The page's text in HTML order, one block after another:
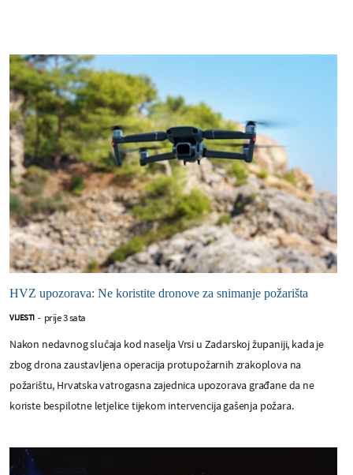
HVZ upozorava: Ne koristite dronove za snimanje požarišta
VIJESTI - prije 3 sata
Nakon nedavnog slučaja kod naselja Vrsi u Zadarskoj županiji, kada je
zbog drona zaustavljena operacija protupožarnih zrakoplova na
požarištu, Hrvatska vatrogasna zajednica upozorava građane da ne
koriste bespilotne letjelice tijekom intervencija gašenja požara.